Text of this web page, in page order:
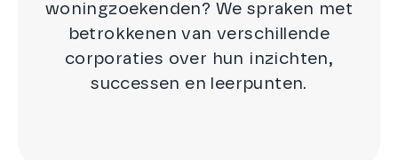
woningzoekenden? We spraken met
betrokkenen van verschillende
corporaties over hun inzichten,
successen en leerpunten.